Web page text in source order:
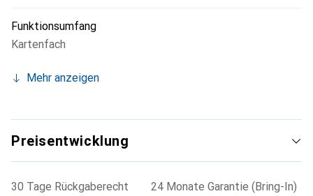
Funktionsumfang
Kartenfach
Mehr anzeigen
Preisentwicklung
30 Tage Rückgaberecht
24 Monate Garantie (Bring-In)